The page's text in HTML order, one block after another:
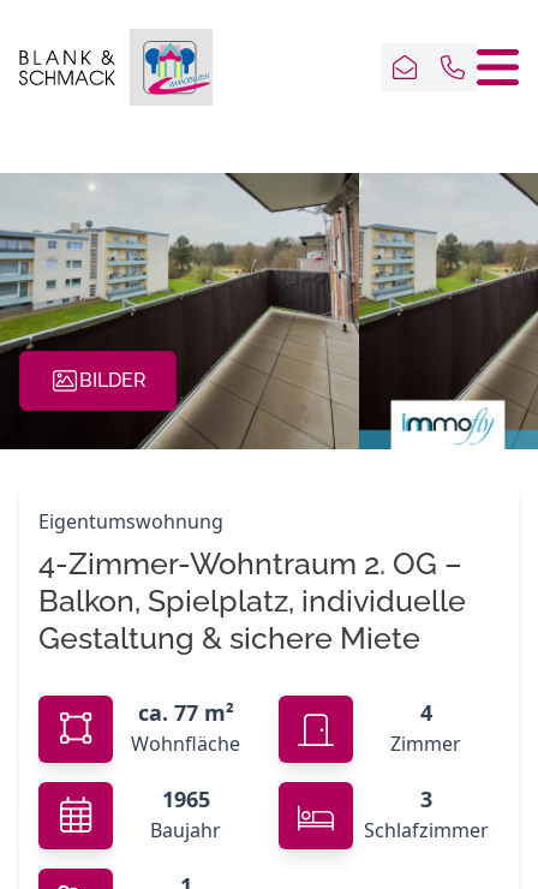
BILDER
Eigentumswohnung
4-Zimmer-Wohntraum 2. OG –
Balkon, Spielplatz, individuelle
Gestaltung & sichere Miete
ca. 77 m²
Wohnfläche
4
Zimmer
1965
Baujahr
3
Schlafzimmer